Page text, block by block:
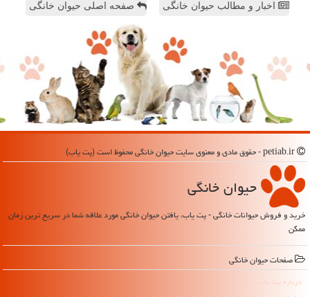
اخبار و مطالب حیوان خانگی صفحه اصلی حیوان خانگی
حیوان خانگی
خرید و فروش حیوانات خانگی - پت یاب، یافتن حیوان خانگی مورد علاقه شما در سریع ترین زمان
ممکن
صفحات حیوان خانگی
درباره پت یاب